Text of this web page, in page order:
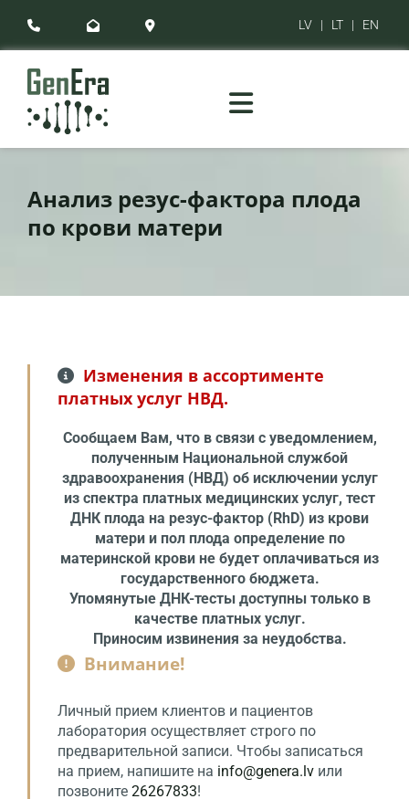
   LV| LT| EN
Анализ резус-фактора плода
по крови матери

Изменения в ассортименте
платных услуг НВД.
Сообщаем Вам, что в связи с уведомлением,
полученным Национальной службой
здравоохранения (НВД) об исключении услуг
из спектра платных медицинских услуг, тест
ДНК плода на резус-фактор (RhD) из крови
матери и пол плода определение по
материнской крови не будет оплачиваться из
государственного бюджета.
Упомянутые ДНК-тесты доступны только в
качестве платных услуг.
Приносим извинения за неудобства.
 Внимание!
Личный прием клиентов и пациентов
лаборатория осуществляет строго по
предварительной записи. Чтобы записаться
на прием, напишите на info@genera.lv или
позвоните 26267833!